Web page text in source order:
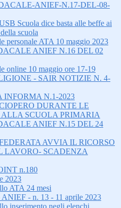
ANIEF-N.17-DEL-08-
Scuola dice basta alle beffe ai
scuola
personale ATA 10 maggio 2023
ANIEF N.16 DEL 02
online 10 maggio ore 17-19
- SAIR NOTIZIE N. 4-
INFORMA N.1-2023
DURANTE LE
SCUOLA PRIMARIA
ANIEF N.15 DEL 24
AVVIA IL RICORSO
LAVORO- SCADENZA
n.180
2023
ATA 24 mesi
ANIEF - n. 13 - 11 aprile 2023